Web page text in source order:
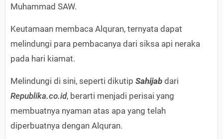
Muhammad SAW.
Keutamaan membaca Alquran, ternyata dapat
melindungi para pembacanya dari siksa api neraka
pada hari kiamat.
Melindungi di sini, seperti dikutip Sahijab dari
Republika.co.id, berarti menjadi perisai yang
membuatnya nyaman atas apa yang telah
diperbuatnya dengan Alquran.